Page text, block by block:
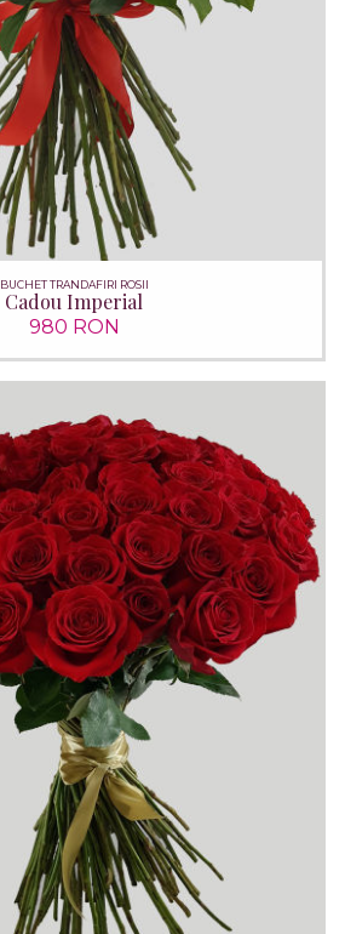
BUCHET TRANDAFIRI ROSII
Cadou Imperial
980 RON